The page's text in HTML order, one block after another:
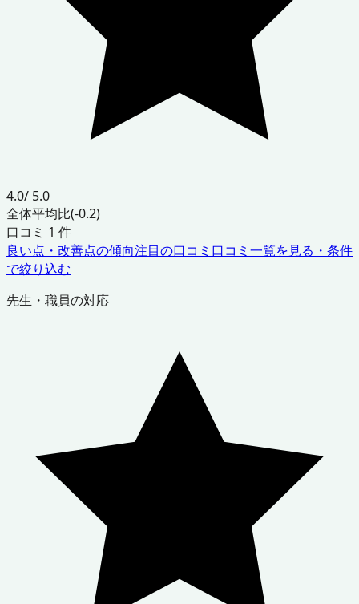
4.0/ 5.0
全体平均比(-0.2)
口コミ 1 件
良い点・改善点の傾向注目の口コミ 口コミ一覧を見る・条件
で絞り込む
先生・職員の対応